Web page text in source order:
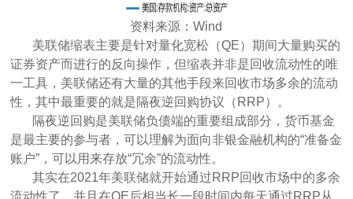
资料来源：Wind
美联储缩表主要是针对量化宽松（QE）期间大量购买的
证券资产而进行的反向操作，但缩表并非是回收流动性的唯
一工具，美联储还有大量的其他手段来回收市场多余的流动
性，其中最重要的就是隔夜逆回购协议（RRP）。
隔夜逆回购是美联储负债端的重要组成部分，货币基金
是最主要的参与者，可以理解为面向非银金融机构的“准备金
账户”，可以用来存放“冗余”的流动性。
其实在2021年美联储就开始通过RRP回收市场中的多余
流动性了，并且在QE后相当长一段时间内每天通过RRP从